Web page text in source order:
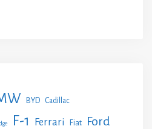
BYD Cadillac
F-1 Ferrari Fiat Ford